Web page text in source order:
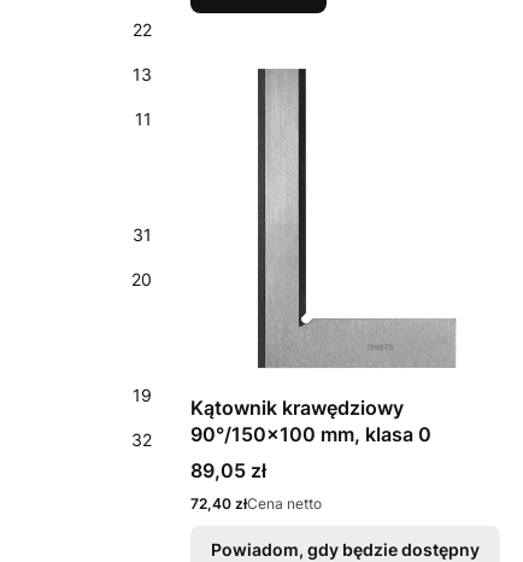
22
13
11
31
20
19
32
Kątownik krawędziowy
90°/150x100 mm, klasa 0
Cena
89,05 zł
Cena
72,40 złCena netto
Powiadom, gdy będzie dostępny